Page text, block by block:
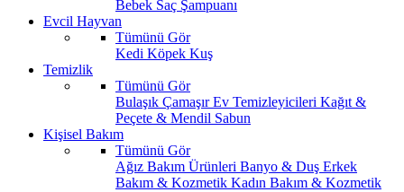
Bebek Saç Şampuanı
Evcil Hayvan
Tümünü Gör
Kedi Köpek Kuş
Temizlik
Tümünü Gör
Bulaşık ÇamaşırEv Temizleyicileri Kağıt &
Peçete & Mendil Sabun
Kişisel Bakım
Tümünü Gör
Ağız Bakım Ürünleri Banyo & Duş Erkek
Bakım & Kozmetik Kadın Bakım & Kozmetik